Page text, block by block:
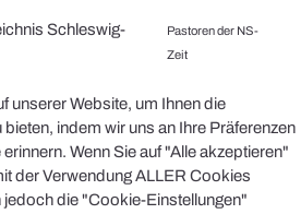
Schleswig-
Pastoren der NS-
Zeit
unserer Website, um Ihnen die
indem wir uns an Ihre Präferenzen
Wenn Sie auf "Alle akzeptieren"
der Verwendung ALLER Cookies
die "Cookie-Einstellungen"